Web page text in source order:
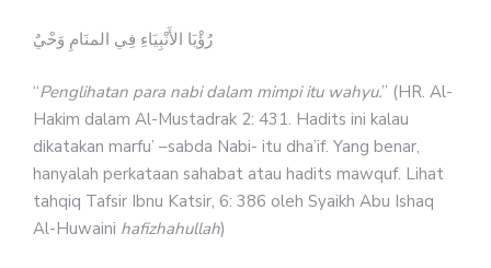
رُؤْيَا الأَنْبِيَاءِ فِي المنَامِ وَحْيٌ
“Penglihatan para nabi dalam mimpi itu wahyu.” (HR. Al-
Hakim dalam Al-Mustadrak 2: 431. Hadits ini kalau
dikatakan marfu’ –sabda Nabi- itu dha’if. Yang benar,
hanyalah perkataan sahabat atau hadits mawquf. Lihat
tahqiq Tafsir Ibnu Katsir, 6: 386 oleh Syaikh Abu Ishaq
Al-Huwaini hafizhahullah)